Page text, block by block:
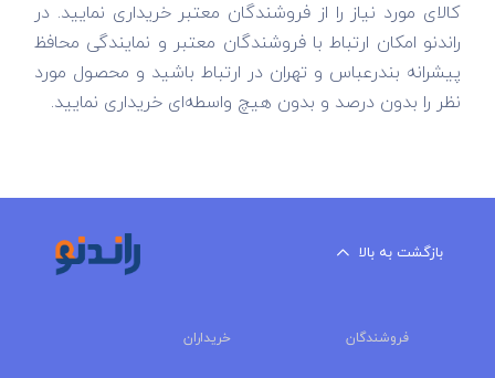
کالای مورد نیاز را از فروشندگان معتبر خریداری نمایید. در
راندنو امکان ارتباط با فروشندگان معتبر و نمایندگی محافظ
پیشرانه بندرعباس و تهران در ارتباط باشید و محصول مورد
نظر را بدون درصد و بدون هیچ واسطه‌ای خریداری نمایید.
بازگشت به بالا
فروشندگان خریداران